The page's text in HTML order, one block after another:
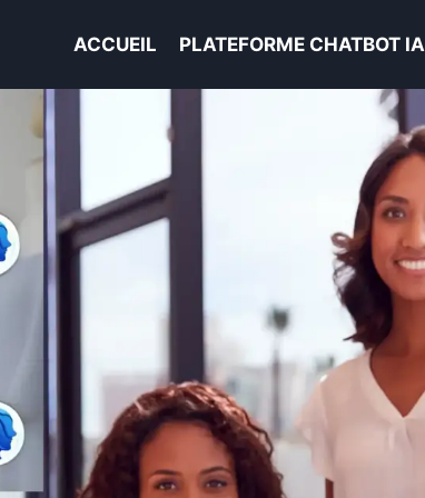
ACCUEIL PLATEFORME CHATBOT IA